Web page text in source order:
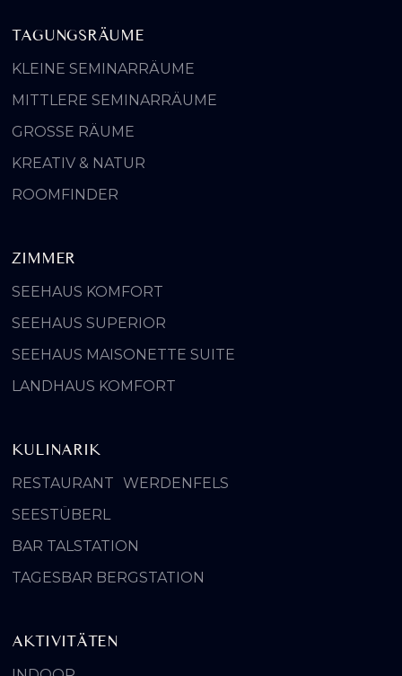
TAGUNGSRÄUME
KLEINE SEMINARRÄUME
MITTLERE SEMINARRÄUME
GROSSE RÄUME
KREATIV & NATUR
ROOMFINDER
ZIMMER
SEEHAUS KOMFORT
SEEHAUS SUPERIOR
SEEHAUS MAISONETTE SUITE
LANDHAUS KOMFORT
KULINARIK
RESTAURANT WERDENFELS
SEESTÜBERL
BAR TALSTATION
TAGESBAR BERGSTATION
AKTIVITÄTEN